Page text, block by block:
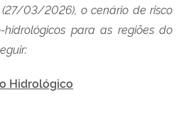
03/2026), o cenário de risco
para as regiõesdo
Hidrológico